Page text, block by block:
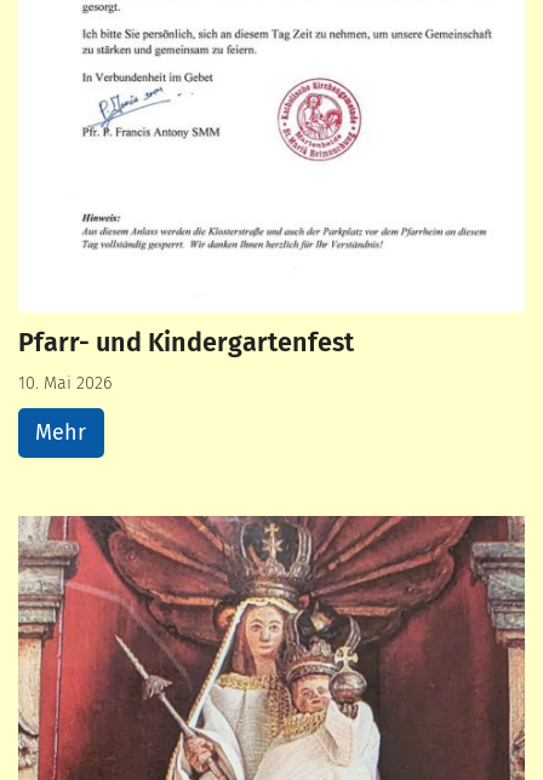
Pfarr- und Kindergartenfest
10. Mai 2026
Mehr